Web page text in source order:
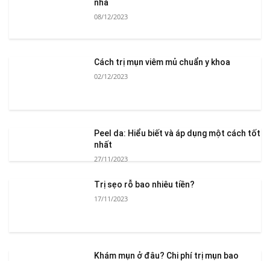
nhà
08/12/2023
Cách trị mụn viêm mủ chuẩn y khoa
02/12/2023
Peel da: Hiểu biết và áp dụng một cách tốt
nhất
27/11/2023
Trị sẹo rỗ bao nhiêu tiền?
17/11/2023
Khám mụn ở đâu? Chi phí trị mụn bao